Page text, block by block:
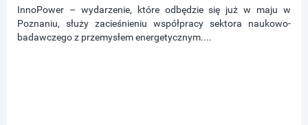
InnoPower – wydarzenie, które odbędzie się już w maju w
Poznaniu, służy zacieśnieniu współpracy sektora naukowo-
badawczego z przemysłem energetycznym....